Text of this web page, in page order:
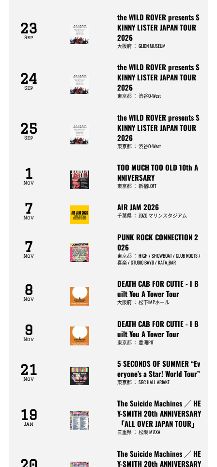
23
Sep
the WILD ROVER presents S
KINNY LISTER JAPAN TOUR
2026
大阪府 ：GLION MUSEUM
24
Sep
the WILD ROVER presents S
KINNY LISTER JAPAN TOUR
2026
東京都 ：渋谷O-West
25
Sep
the WILD ROVER presents S
KINNY LISTER JAPAN TOUR
2026
東京都 ：渋谷O-West
1
Nov
TOO MUCH TOO OLD 10th A
NNIVERSARY
東京都 ：新宿LOFT
7
Nov
AIR JAM 2026
千葉県 ：ZOZO マリンスタジアム
7
Nov
PUNK ROCK CONNECTION 2
026
東京都 ：HIGH / SHOWBOAT / CLUB ROOTS /
喜楽 / STUDIO BAYD / KATA_BAR
8
Nov
DEATH CAB FOR CUTIE - I B
uilt You A Tower Tour
大阪府 ：松下IMPホール
9
Nov
DEATH CAB FOR CUTIE - I B
uilt You A Tower Tour
東京都 ：豊洲PIT
21
Nov
5 SECONDS OF SUMMER “Ev
eryone’s a Star! World Tour”
東京都 ：SGC HALL ARIAKE
19
Jan
The Suicide Machines ／ HE
Y-SMITH 20th ANNIVERSARY
「ALL OVER JAPAN TOUR」
三重県 ：松阪 M’AXA
The Suicide Machines ／ HE
Y-SMITH 20th ANNIVERSARY